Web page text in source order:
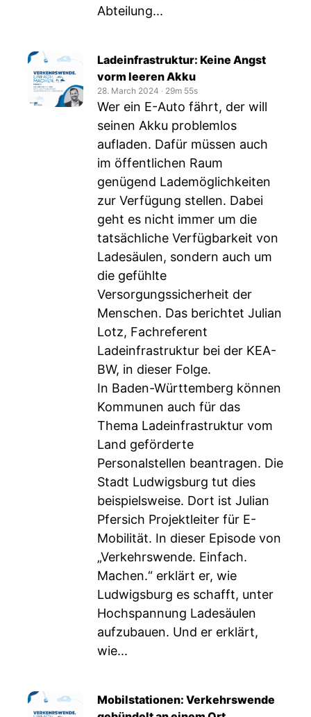
Abteilung...
Ladeinfrastruktur: Keine Angst
vorm leeren Akku
28. March 2024 ‧ 29m 55s
Wer ein E-Auto fährt, der will
seinen Akku problemlos
aufladen. Dafür müssen auch
im öffentlichen Raum
genügend Lademöglichkeiten
zur Verfügung stellen. Dabei
geht es nicht immer um die
tatsächliche Verfügbarkeit von
Ladesäulen, sondern auch um
die gefühlte
Versorgungssicherheit der
Menschen. Das berichtet Julian
Lotz, Fachreferent
Ladeinfrastruktur bei der KEA-
BW, in dieser Folge.
In Baden-Württemberg können
Kommunen auch für das
Thema Ladeinfrastruktur vom
Land geförderte
Personalstellen beantragen. Die
Stadt Ludwigsburg tut dies
beispielsweise. Dort ist Julian
Pfersich Projektleiter für E-
Mobilität. In dieser Episode von
„Verkehrswende. Einfach.
Machen.“ erklärt er, wie
Ludwigsburg es schafft, unter
Hochspannung Ladesäulen
aufzubauen. Und er erklärt,
wie...
Mobilstationen: Verkehrswende